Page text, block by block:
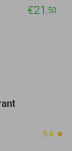
€21 ,50
9.6 star